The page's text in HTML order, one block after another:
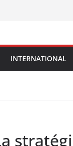
INTERNATIONAL